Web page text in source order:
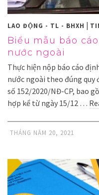
LAO ĐỘNG - TL - BHXH
Biểu mẫu báo
nước ngoài
Thực hiện nộp báo cáo
nước ngoài theo đúng
số 152/2020/NĐ-CP, bao
hợp kể từ ngày 15/12 …
THÁNG NĂM 20, 2021